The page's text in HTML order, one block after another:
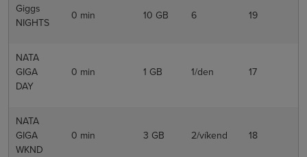
Giggs
NIGHTS
0 min 10 GB 6 19
NATA
GIGA
DAY
0 min 1 GB 1/den 17
NATA
GIGA
WKND
0 min 3 GB 2/víkend 18